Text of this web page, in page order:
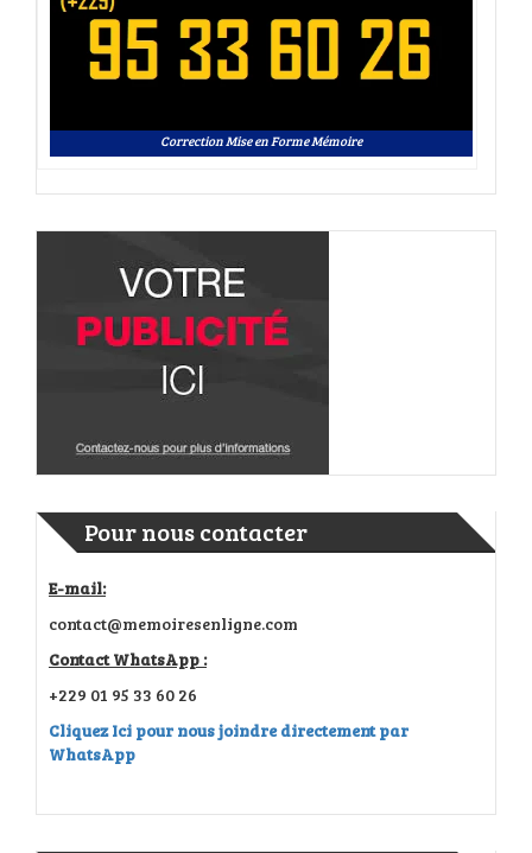
Correction Mise en Forme Mémoire
Pour nous contacter
E-mail:
contact@memoiresenligne.com
Contact WhatsApp :
+229 01 95 33 60 26
Cliquez Ici pour nous joindre directement par
WhatsApp